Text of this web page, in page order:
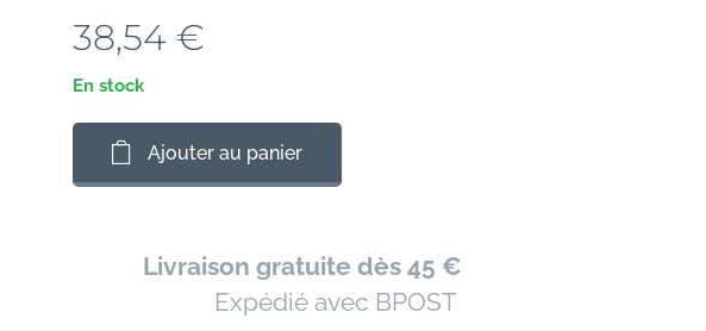
38,54 €
En stock
Ajouter au panier
Livraison gratuite dès 45 €
📦 Expédié avec BPOST